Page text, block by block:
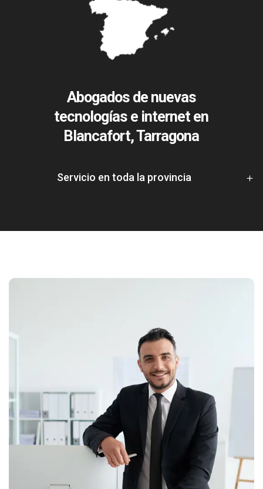
Abogados de nuevas
tecnologías e internet en
Blancafort, Tarragona
Servicio en toda la provincia